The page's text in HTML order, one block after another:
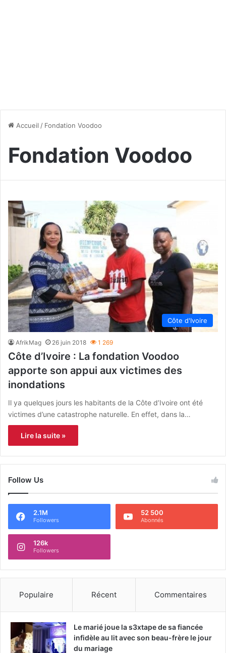
Accueil / Fondation Voodoo
Fondation Voodoo
Côte d'Ivoire
AfrikMag 26 juin 2018 1 269
Côte d’Ivoire : La fondation Voodoo
apporte son appui aux victimes des
inondations
Il ya quelques jours les habitants de la Côte d’Ivoire ont été
victimes d’une catastrophe naturelle. En effet, dans la…
Lire la suite »
Follow Us
2.1M
Followers
52 500
Abonnés
126k
Followers
Populaire Récent Commentaires
Le marié joue la s3xtape de sa fiancée
infidèle au lit avec son beau-frère le jour
du mariage